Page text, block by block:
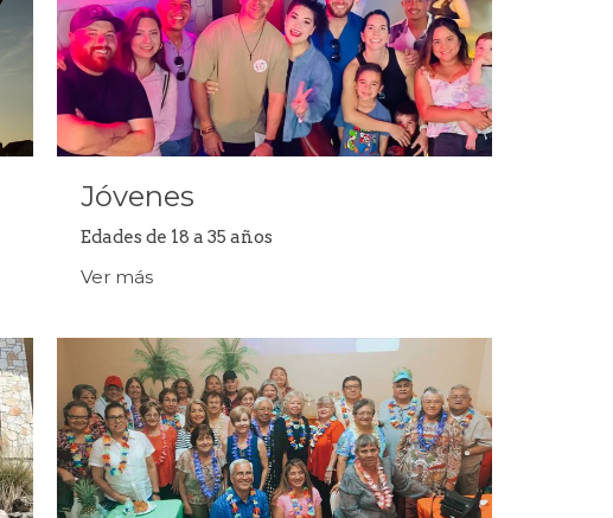
Jóvenes
Edades de 18 a 35 años
Ver más